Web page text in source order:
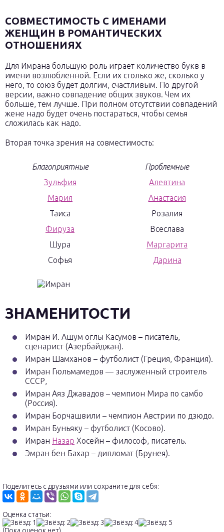
СОВМЕСТИМОСТЬ С ИМЕНАМИ
ЖЕНЩИН В РОМАНТИЧЕСКИХ
ОТНОШЕНИЯХ
Для Имрана большую роль играет количество букв в
имени возлюбленной. Если их столько же, сколько у
него, то союз будет долгим, счастливым. По другой
версии, важно совпадение общих звуков. Чем их
больше, тем лучше. При полном отсутствии совпадений
жене надо будет очень постараться, чтобы семья
сложилась как надо.
Вторая точка зрения на совместимость:
Благоприятные
Проблемные
Зульфия
Алевтина
Мария
Анастасия
Таиса
Розалия
Фируза
Всеслава
Шура
Маргарита
Софья
Дарина
ЗНАМЕНИТОСТИ
Имран И. Ашум оглы Касумов – писатель,
сценарист (Азербайджан).
Имран Шамханов – футболист (Греция, Франция).
Имран Гюльмамедов — заслуженный строитель
СССР,
Имран Аяз Джавадов – чемпион Мира по самбо
(Россия).
Имран Борчашвили – чемпион Австрии по дзюдо.
Имран Буньяку – футболист (Косово).
Имран Назар Хосейн – философ, писатель.
Эмран бен Бахар – дипломат (Брунея).
Поделитесь с друзьями или сохраните для себя:
Оценка статьи: